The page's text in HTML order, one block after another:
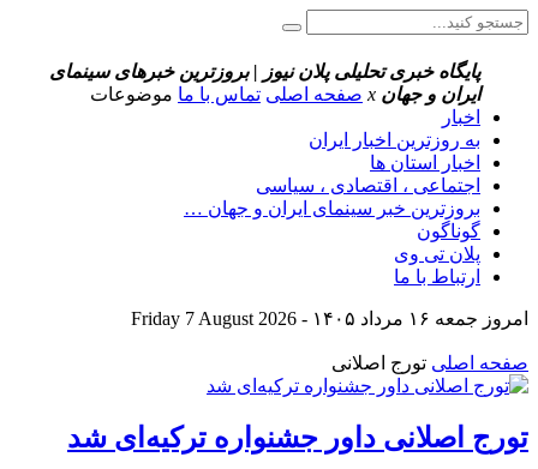
پایگاه خبری تحلیلی پلان نیوز | بروزترین خبرهای سینمای
ایران و جهان x صفحه اصلی تماس با ما موضوعات
اخبار
به روزترین اخبار ایران
اخبار استان ها
اجتماعی ، اقتصادی ، سیاسی
بروزترین خبر سینمای ایران و جهان …
گوناگون
پلان تی وی
ارتباط با ما
امروز جمعه ۱۶ مرداد ۱۴۰۵ - Friday 7 August 2026
صفحه اصلی تورج اصلانی
تورج اصلانی داور جشنواره ترکیه‌ای شد